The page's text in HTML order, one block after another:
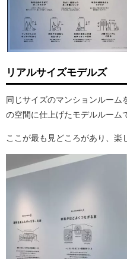
リアルサイズモデルズ
同じサイズのマンションルーム
の空間に仕上げたモデルルーム
ここが最も見どころがあり、楽